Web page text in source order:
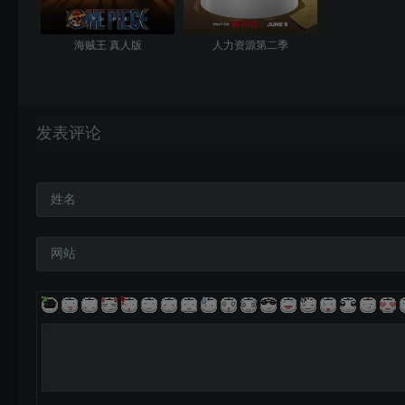
海贼王 真人版 人力资源第二季
发表评论
姓名
网站